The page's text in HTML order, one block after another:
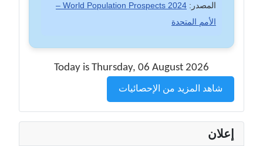
المصدر:
World Population Prospects 2024 –
الأمم المتحدة
Today is Thursday, 06 August 2026
شاهد المزيد من الإحصائيات
إعلان